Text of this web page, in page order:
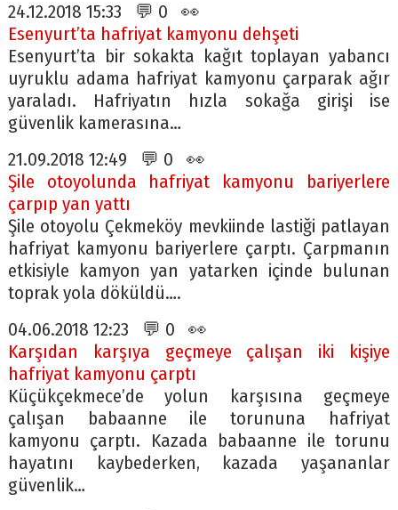
24.12.2018 15:33 💬 0 👀
Esenyurt’ta hafriyat kamyonu dehşeti
Esenyurt’ta bir sokakta kağıt toplayan yabancı
uyruklu adama hafriyat kamyonu çarparak ağır
yaraladı. Hafriyatın hızla sokağa girişi ise
güvenlik kamerasına…
21.09.2018 12:49 💬 0 👀
Şile otoyolunda hafriyat kamyonu bariyerlere
çarpıp yan yattı
Şile otoyolu Çekmeköy mevkiinde lastiği patlayan
hafriyat kamyonu bariyerlere çarptı. Çarpmanın
etkisiyle kamyon yan yatarken içinde bulunan
toprak yola döküldü….
04.06.2018 12:23 💬 0 👀
Karşıdan karşıya geçmeye çalışan iki kişiye
hafriyat kamyonu çarptı
Küçükçekmece’de yolun karşısına geçmeye
çalışan babaanne ile torununa hafriyat
kamyonu çarptı. Kazada babaanne ile torunu
hayatını kaybederken, kazada yaşananlar
güvenlik…